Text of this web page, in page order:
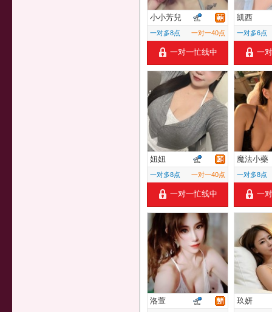
小小芳兒
一对多8点 一对一40点
一对一忙线中
凱西
一对多6点
一
妞妞
一对多8点 一对一40点
一对一忙线中
魔法小藥
一对多8点
一
洛萱 玖妍